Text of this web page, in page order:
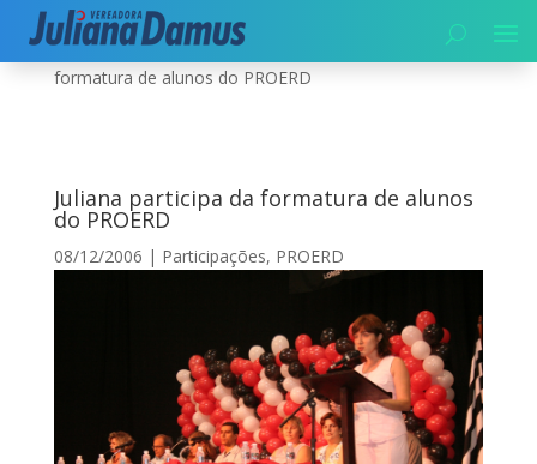
Início|Segurança|PROERD
Juliana participa da
formatura de alunos do PROERD
Juliana participa da formatura de alunos
do PROERD
08/12/2006 | Participações, PROERD